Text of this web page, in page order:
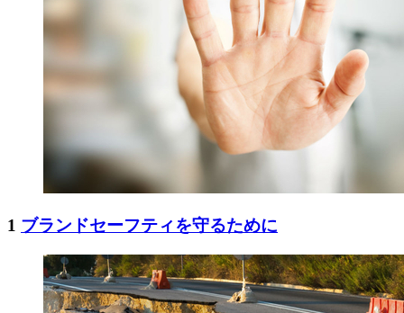
1 ブランドセーフティを守るために